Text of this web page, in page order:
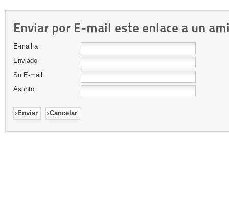
Enviar por E-mail este enlace a un
E-mail a
Enviado
Su E-mail
Asunto
Enviar Cancelar